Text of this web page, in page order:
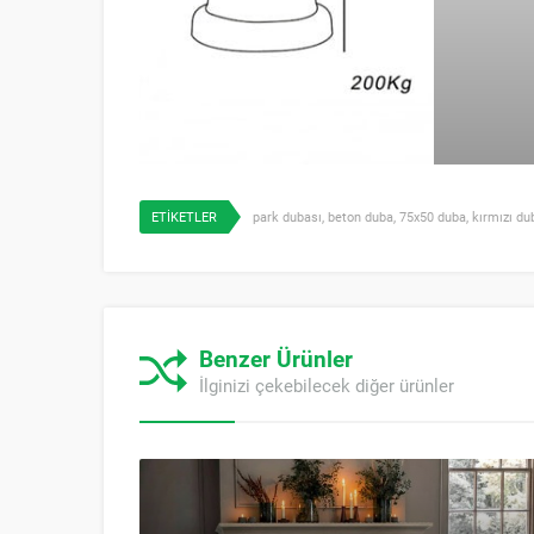
ETİKETLER park dubası, beton duba, 75x50 duba, kırmızı
Benzer Ürünler
İlginizi çekebilecek diğer ürünler